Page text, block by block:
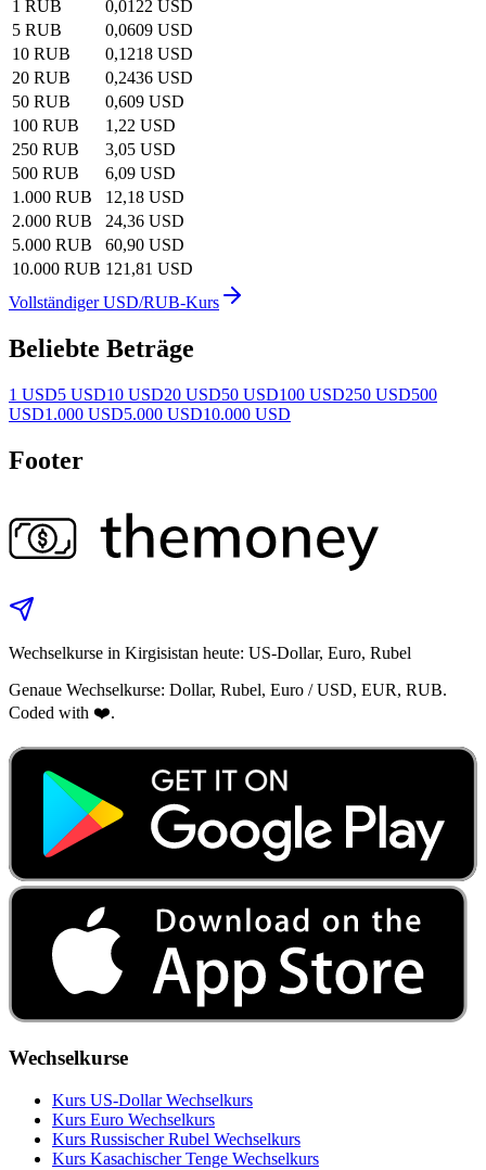
1 RUB
0,0122 USD
5 RUB
0,0609 USD
10 RUB
0,1218 USD
20 RUB
0,2436 USD
50 RUB
0,609 USD
100 RUB
1,22 USD
250 RUB
3,05 USD
500 RUB
6,09 USD
1.000 RUB
12,18 USD
2.000 RUB
24,36 USD
5.000 RUB
60,90 USD
10.000 RUB 121,81 USD
Vollständiger USD/RUB-Kurs
Beliebte Beträge
1 USD5 USD10 USD20 USD50 USD100 USD250 USD500
USD1.000 USD5.000 USD10.000 USD
Footer
Wechselkurse in Kirgisistan heute: US-Dollar, Euro, Rubel
Genaue Wechselkurse: Dollar, Rubel, Euro / USD, EUR, RUB.
Coded with ❤️.
Wechselkurse
Kurs US‑Dollar Wechselkurs
Kurs Euro Wechselkurs
Kurs Russischer Rubel Wechselkurs
Kurs Kasachischer Tenge Wechselkurs